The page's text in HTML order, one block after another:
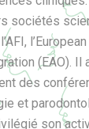
sociétés
(EAO). Il
des
et
son